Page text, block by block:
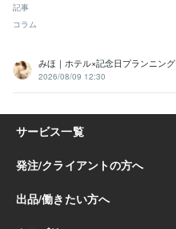
記事
コラム
みほ｜ホテル×記念日プランニング
2026/08/09 12:30